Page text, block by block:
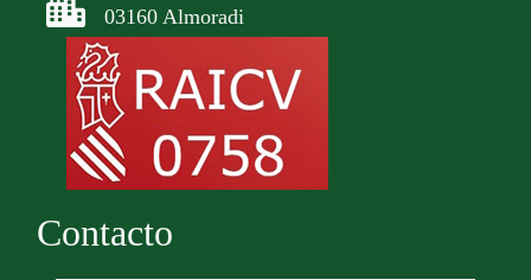
03160 Almoradi
Contacto